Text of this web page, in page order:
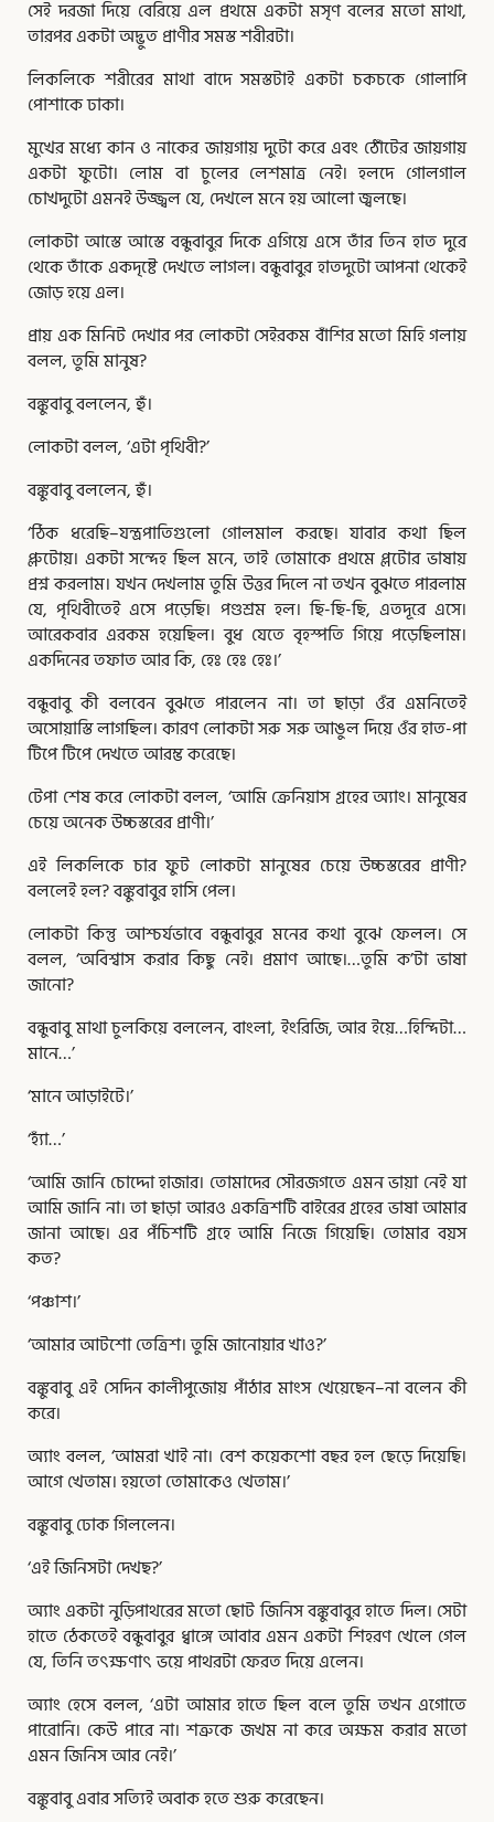
সেই দরজা দিয়ে বেরিয়ে এল প্রথমে একটা মসৃণ বলের মতো মাথা,
তারপর একটা অদ্ভুত প্রাণীর সমস্ত শরীরটা।
লিকলিকে শরীরের মাথা বাদে সমস্তটাই একটা চকচকে গোলাপি
পোশাকে ঢাকা।
মুখের মধ্যে কান ও নাকের জায়গায় দুটো করে এবং ঠোঁটের জায়গায়
একটা ফুটো। লোম বা চুলের লেশমাত্র নেই। হলদে গোলগাল
চোখদুটো এমনই উজ্জ্বল যে, দেখলে মনে হয় আলো জ্বলছে।
লোকটা আস্তে আস্তে বন্ধুবাবুর দিকে এগিয়ে এসে তাঁর তিন হাত দুরে
থেকে তাঁকে একদৃষ্টে দেখতে লাগল। বন্ধুবাবুর হাতদুটো আপনা থেকেই
জোড় হয়ে এল।
প্রায় এক মিনিট দেখার পর লোকটা সেইরকম বাঁশির মতো মিহি গলায়
বলল, তুমি মানুষ?
বঙ্কুবাবু বললেন, হুঁ।
লোকটা বলল, ‘এটা পৃথিবী?’
বঙ্কুবাবু বললেন, হুঁ।
‘ঠিক ধরেছি–যন্ত্রপাতিগুলো গোলমাল করছে। যাবার কথা ছিল
প্লুটোয়। একটা সন্দেহ ছিল মনে, তাই তোমাকে প্রথমে প্লটোর ভাষায়
প্রশ্ন করলাম। যখন দেখলাম তুমি উত্তর দিলে না তখন বুঝতে পারলাম
যে, পৃথিবীতেই এসে পড়েছি। পণ্ডশ্রম হল। ছি-ছি-ছি, এতদূরে এসে।
আরেকবার এরকম হয়েছিল। বুধ যেতে বৃহস্পতি গিয়ে পড়েছিলাম।
একদিনের তফাত আর কি, হেঃ হেঃ হেঃ।’
বন্ধুবাবু কী বলবেন বুঝতে পারলেন না। তা ছাড়া ওঁর এমনিতেই
অসোয়াস্তি লাগছিল। কারণ লোকটা সরু সরু আঙুল দিয়ে ওঁর হাত-পা
টিপে টিপে দেখতে আরম্ভ করেছে।
টেপা শেষ করে লোকটা বলল, ‘আমি ক্রেনিয়াস গ্রহের অ্যাং। মানুষের
চেয়ে অনেক উচ্চস্তরের প্রাণী।’
এই লিকলিকে চার ফুট লোকটা মানুষের চেয়ে উচ্চস্তরের প্রাণী?
বললেই হল? বঙ্কুবাবুর হাসি পেল।
লোকটা কিন্তু আশ্চর্যভাবে বন্ধুবাবুর মনের কথা বুঝে ফেলল। সে
বলল, ‘অবিশ্বাস করার কিছু নেই। প্রমাণ আছে।…তুমি ক’টা ভাষা
জানো?
বন্ধুবাবু মাথা চুলকিয়ে বললেন, বাংলা, ইংরিজি, আর ইয়ে…হিন্দিটা…
মানে…’
‘মানে আড়াইটে।’
‘হ্যাঁ…’
‘আমি জানি চোদ্দো হাজার। তোমাদের সৌরজগতে এমন ভায়া নেই যা
আমি জানি না। তা ছাড়া আরও একত্রিশটি বাইরের গ্রহের ভাষা আমার
জানা আছে। এর পঁচিশটি গ্রহে আমি নিজে গিয়েছি। তোমার বয়স
কত?
‘পঞ্চাশ।’
‘আমার আটশো তেত্রিশ। তুমি জানোয়ার খাও?’
বঙ্কুবাবু এই সেদিন কালীপুজোয় পাঁঠার মাংস খেয়েছেন–না বলেন কী
করে।
অ্যাং বলল, ‘আমরা খাই না। বেশ কয়েকশো বছর হল ছেড়ে দিয়েছি।
আগে খেতাম। হয়তো তোমাকেও খেতাম।’
বঙ্কুবাবু ঢোক গিললেন।
‘এই জিনিসটা দেখছ?’
অ্যাং একটা নুড়িপাথরের মতো ছোট জিনিস বঙ্কুবাবুর হাতে দিল। সেটা
হাতে ঠেকতেই বন্ধুবাবুর ধ্বাঙ্গে আবার এমন একটা শিহরণ খেলে গেল
যে, তিনি তৎক্ষণাৎ ভয়ে পাথরটা ফেরত দিয়ে এলেন।
অ্যাং হেসে বলল, ‘এটা আমার হাতে ছিল বলে তুমি তখন এগোতে
পারোনি। কেউ পারে না। শত্রুকে জখম না করে অক্ষম করার মতো
এমন জিনিস আর নেই।’
বঙ্কুবাবু এবার সত্যিই অবাক হতে শুরু করেছেন।